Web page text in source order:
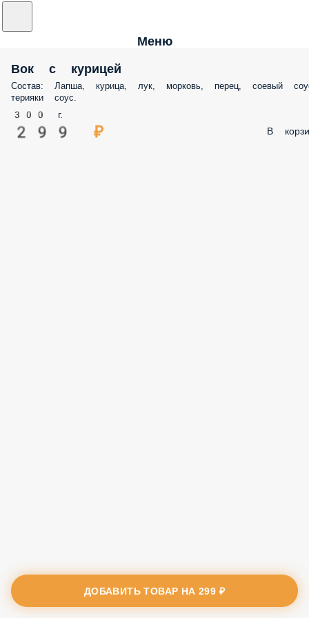
Меню
Вок с курицей
Состав: Лапша, курица, лук, морковь, перец, соевый
терияки соус.
300 г.
299 ₽ В
ДОБАВИТЬ ТОВАР НА299 ₽